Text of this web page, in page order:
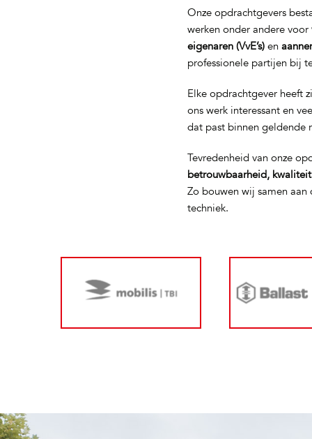
Onze opdrachtgevers
werken onder andere voor
eigenaren (VvE’s) en
professionele partijen bij
Elke opdrachtgever heeft
ons werk interessant en
dat past binnen geldende
Tevredenheid van onze
betrouwbaarheid,
Zo bouwen wij samen
techniek.